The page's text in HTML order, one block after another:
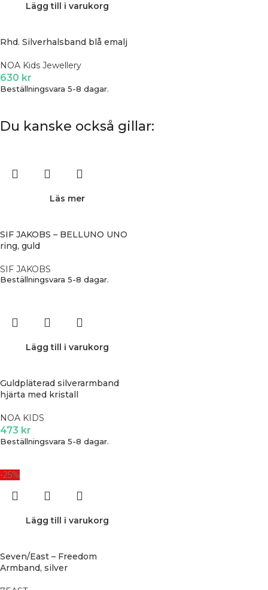
Lägg till i varukorg
Rhd. Silverhalsband blå emalj
NOA Kids Jewellery
630 kr
Beställningsvara 5-8 dagar.
Du kanske också gillar:
Läs mer
SIF JAKOBS – BELLUNO UNO
ring, guld
SIF JAKOBS
Beställningsvara 5-8 dagar.
Lägg till i varukorg
Guldpläterad silverarmband
hjärta med kristall
NOA KIDS
473 kr
Beställningsvara 5-8 dagar.
-25%
Lägg till i varukorg
Seven/East – Freedom
Armband, silver